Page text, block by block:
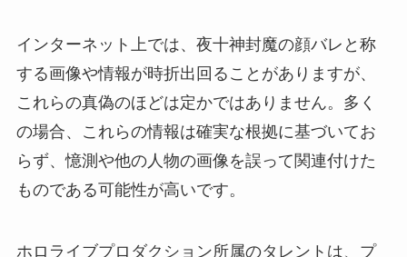
インターネット上では、夜十神封魔の顔バレと称
する画像や情報が時折出回ることがありますが、
これらの真偽のほどは定かではありません。多く
の場合、これらの情報は確実な根拠に基づいてお
らず、憶測や他の人物の画像を誤って関連付けた
ものである可能性が高いです。
ホロライブプロダクション所属のタレントは、プ